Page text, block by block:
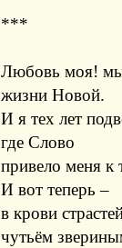
***
Любовь моя!
жизни Новой.
И я тех лет
где Слово
привело меня к
И вот теперь –
в крови
чутьём